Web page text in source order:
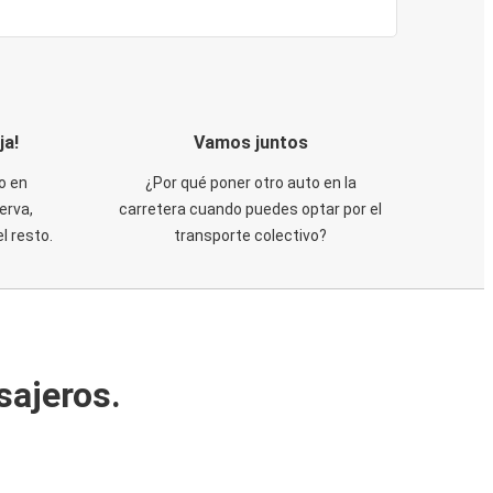
en
resto.
Vamos juntos
¿Por qué poner otro auto en la
carretera cuando puedes optar por el
transporte colectivo?